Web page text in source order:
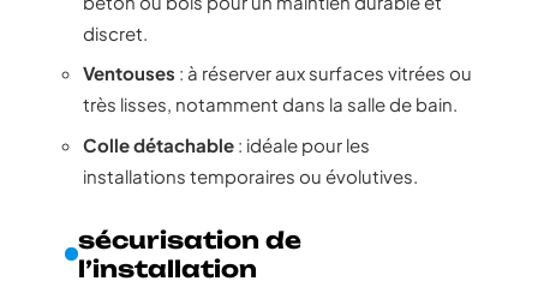
discret.
Ventouses : à réserver aux surfaces vitrées ou
très lisses, notamment dans la salle de bain.
Colle détachable : idéale pour les
installations temporaires ou évolutives.
sécurisation de
l’installation